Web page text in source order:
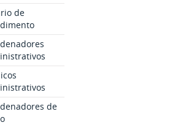
de
de